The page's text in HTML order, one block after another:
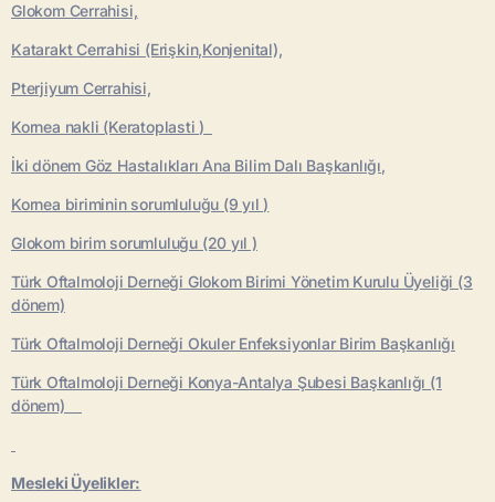
Glokom Cerrahisi,
Katarakt Cerrahisi (Erişkin,Konjenital),
Pterjiyum Cerrahisi,
Kornea nakli (Keratoplasti )
İki dönem Göz Hastalıkları Ana Bilim Dalı Başkanlığı,
Kornea biriminin sorumluluğu (9 yıl )
Glokom birim sorumluluğu (20 yıl )
Türk Oftalmoloji Derneği Glokom Birimi Yönetim Kurulu Üyeliği (3
dönem)
Türk Oftalmoloji Derneği Okuler Enfeksiyonlar Birim Başkanlığı
Türk Oftalmoloji Derneği Konya-Antalya Şubesi Başkanlığı (1
dönem)
Mesleki Üyelikler: